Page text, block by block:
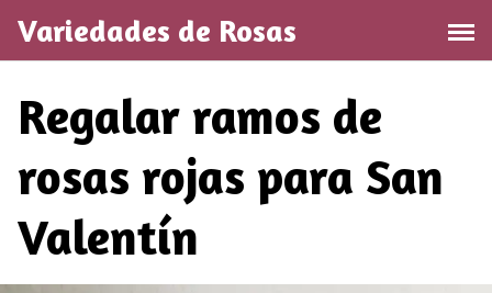
l
Variedades de Rosas
Regalar ramos de
rosas rojas para San
Valentín